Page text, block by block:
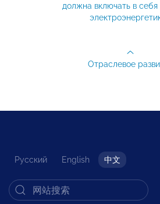
должна включать в себя
Отраслевое
Русский English 中文